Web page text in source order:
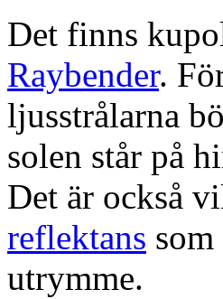
Det finns
Raybender.
ljusstrålarna
solen står på
Det är också
reflektans
utrymme.